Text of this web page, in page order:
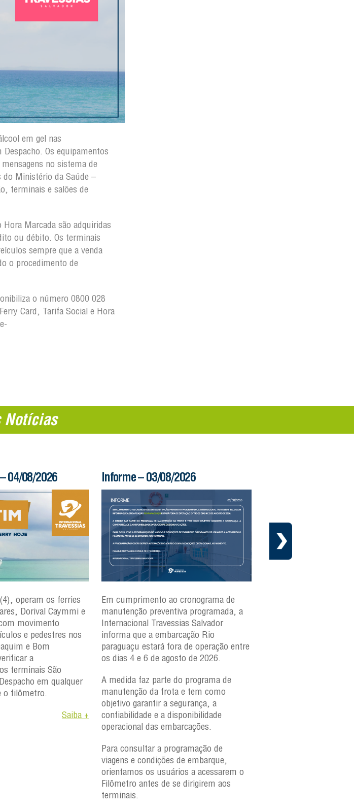
em gel nas
Os equipamentos
no sistema de
do Ministério da Saúde –
terminais e salões de
Marcada são adquiridas
ou débito. Os terminais
sempre que a venda
o procedimento de
o número 0800 028
Card, Tarifa Social e Hora
Notícias
04/08/2026
operam os ferries
Dorival Caymmi e
movimento
e pedestres nos
e Bom
a
terminais São
em qualquer
o filômetro.
Saiba +
Informe – 03/08/2026
Em cumprimento ao cronograma de
manutenção preventiva programada, a
Internacional Travessias Salvador
informa que a embarcação Rio
paraguaçu estará fora de operação entre
os dias 4 e 6 de agosto de 2026.
A medida faz parte do programa de
manutenção da frota e tem como
objetivo garantir a segurança, a
confiabilidade e a disponibilidade
operacional das embarcações.
Para consultar a programação de
viagens e condições de embarque,
orientamos os usuários a acessarem o
Filômetro antes de se dirigirem aos
terminais.